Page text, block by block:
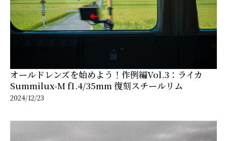
オールドレンズを始めよう！作例編Vol.3：ライカ
Summilux-M f1.4/35mm 復刻スチールリム
2024/12/23